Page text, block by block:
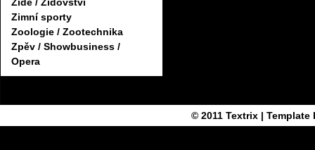
Zimní sporty
Zoologie / Zootechnika
Zpěv / Showbusiness /
Opera
© 2011 Textrix| Template